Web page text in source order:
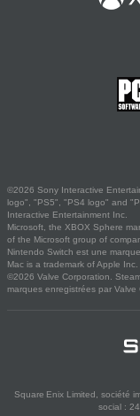
©2026 Sony Interactive
logo", "PS5", "PS4 logo" and
Interactive Entertainment Inc.
Microsoft, the XBOX Sphere
of the Microsoft group of
Nintendo Switch est une
Mac is a trademark of Apple Inc.
©2026 Valve Corporation.
marques enregistrées par
Square Enix Limited, société
social :